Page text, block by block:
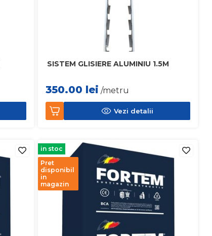
SISTEM GLISIERE ALUMINIU 1.5M
350.00 lei /metru
Vezi detalii
in stoc
Pret
disponibil
in
magazin